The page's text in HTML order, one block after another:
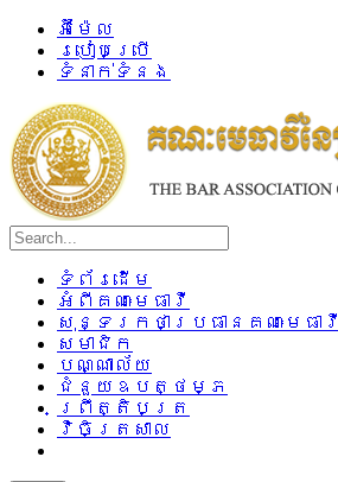
អ៊ីម៉ែល
របៀបប្រើ
ទំនាក់ទំនង
ទំព័រដើម
អំពីគណៈមេធាវី
សុន្ទរកថាប្រធានគណៈមេធាវី
សមាជិក
បណ្ណាល័យ
ជំនួយឧបត្ថម្ភ
ព្រឹត្តិបត្រ
វិចិត្រសាល